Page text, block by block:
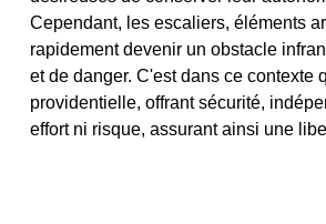
Cependant, les escaliers, éléments
rapidement devenir un obstacle
et de danger. C'est dans ce
providentielle, offrant sécurité,
effort ni risque, assurant ainsi une